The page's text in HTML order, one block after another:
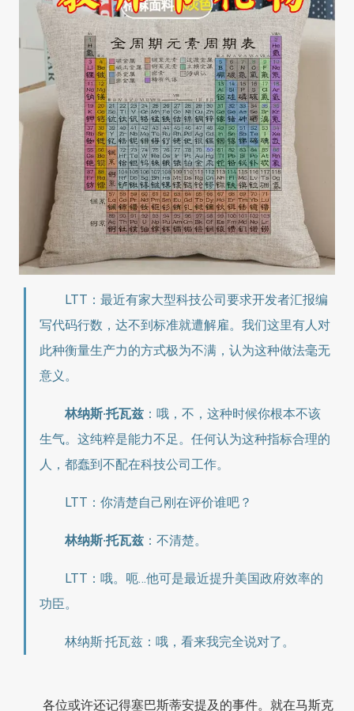
LTT：最近有家大型科技公司要求开发者汇报编
写代码行数，达不到标准就遭解雇。我们这里有人对
此种衡量生产力的方式极为不满，认为这种做法毫无
意义。
林纳斯·托瓦兹：哦，不，这种时候你根本不该
生气。这纯粹是能力不足。任何认为这种指标合理的
人，都蠢到不配在科技公司工作。
LTT：你清楚自己刚在评价谁吧？
林纳斯·托瓦兹：不清楚。
LTT：哦。呃…他可是最近提升美国政府效率的
功臣。
林纳斯·托瓦兹：哦，看来我完全说对了。
各位或许还记得塞巴斯蒂安提及的事件。就在马斯克